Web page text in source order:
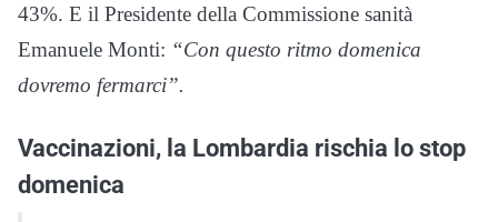
43%. E il Presidente della Commissione sanità
Emanuele Monti: “Con questo ritmo domenica
dovremo fermarci”.
Vaccinazioni, la Lombardia rischia lo stop
domenica